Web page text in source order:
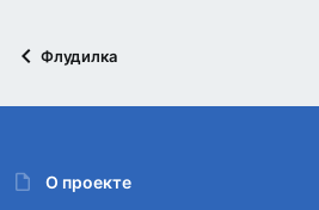
Флудилка
О проекте